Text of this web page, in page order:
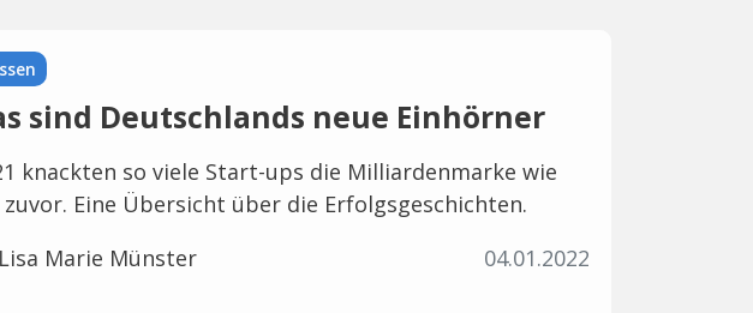
sind Deutschlands neue Einhörner
knackten so viele Start-ups die Milliardenmarke wie
zuvor. Eine Übersicht über die Erfolgsgeschichten.
Lisa Marie Münster
04.01.2022